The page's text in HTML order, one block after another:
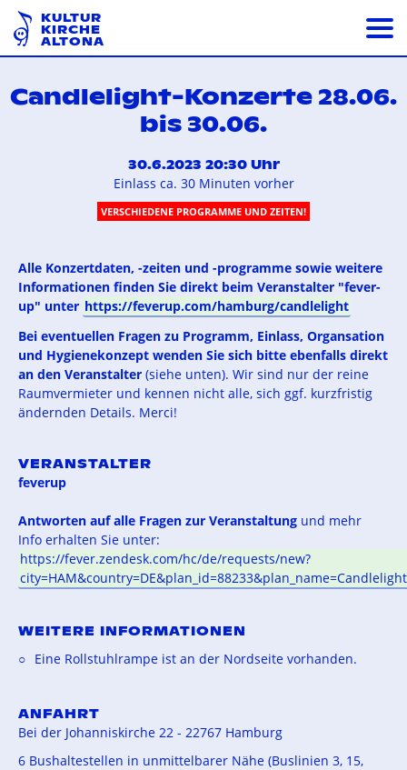
KULTUR
KIRCHE
ALTONA
Candlelight-Konzerte 28.06.
bis 30.06.
30.6.2023 20:30 Uhr
Einlass ca. 30 Minuten vorher
VERSCHIEDENE PROGRAMME UND ZEITEN!
Alle Konzertdaten, -zeiten und -programme sowie weitere
Informationen finden Sie direkt beim Veranstalter "fever-
up" unter https://feverup.com/hamburg/candlelight
Bei eventuellen Fragen zu Programm, Einlass, Organsation
und Hygienekonzept wenden Sie sich bitte ebenfalls direkt
an den Veranstalter (siehe unten). Wir sind nur der reine
Raumvermieter und kennen nicht alle, sich ggf. kurzfristig
ändernden Details. Merci!
VERANSTALTER
feverup
Antworten auf alle Fragen zur Veranstaltung und mehr
Info erhalten Sie unter:
https://fever.zendesk.com/hc/de/requests/new?
WEITERE INFORMATIONEN
Eine Rollstuhlrampe ist an der Nordseite vorhanden.
ANFAHRT
Bei der Johanniskirche 22 - 22767 Hamburg
6 Bushaltestellen in unmittelbarer Nähe (Buslinien 3, 15,